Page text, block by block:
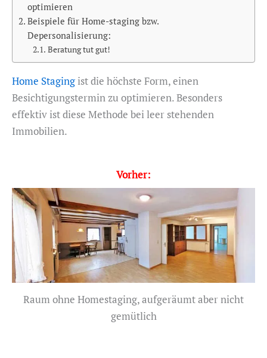
optimieren
Beispiele für Home-staging bzw.
Depersonalisierung:
Beratung tut gut!
Home Staging ist die höchste Form, einen
Besichtigungstermin zu optimieren. Besonders
effektiv ist diese Methode bei leer stehenden
Immobilien.
Vorher:
Raum ohne Homestaging, aufgeräumt aber nicht
gemütlich